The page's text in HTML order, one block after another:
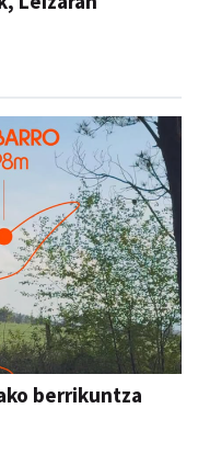
berrikuntza